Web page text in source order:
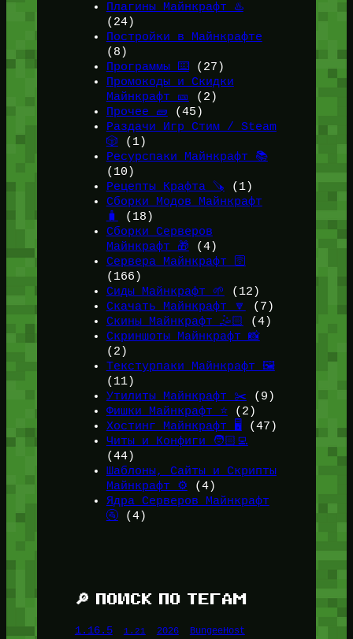
Плагины Майнкрафт ♨️
(24)
Постройки в Майнкрафте
(8)
Программы ⌨️(27)
Промокоды и Скидки
Майнкрафт 🎫
(2)
Прочее 🧱 (45)
Раздачи Игр Стим / Steam
🎲 (1)
Ресурспаки Майнкрафт 📚
(10)
Рецепты Крафта 🪚 (1)
Сборки Модов Майнкрафт
🧳
(18)
Сборки Серверов
Майнкрафт 🎁 (4)
Сервера Майнкрафт 🛜
(166)
Сиды Майнкрафт 🌱
(12)
Скачать Майнкрафт 🔽
(7)
Скины Майнкрафт 🤹🏻
(4)
Скриншоты Майнкрафт 📸
(2)
Текстурпаки Майнкрафт 🖼️
(11)
Утилиты Майнкрафт ✂️ (9)
Фишки Майнкрафт ⭐(2)
Хостинг Майнкрафт 🖥️ (47)
Читы и Конфиги 🧑🏻‍💻
(44)
Шаблоны, Сайты и Скрипты
Майнкрафт ⚙️ (4)
Ядра Серверов Майнкрафт
🚰(4)
🔎 ПОИСК ПО ТЕГАМ
1.16.5 1.21 2026 BungeeHost